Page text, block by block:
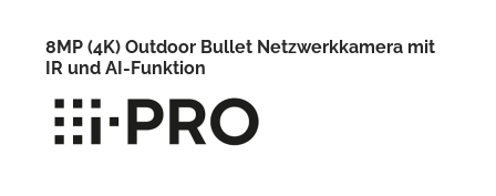
8MP (4K) Outdoor Bullet Netzwerkkamera mit
IR und AI-Funktion